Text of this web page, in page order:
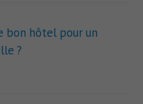
bon hôtel pour un
?